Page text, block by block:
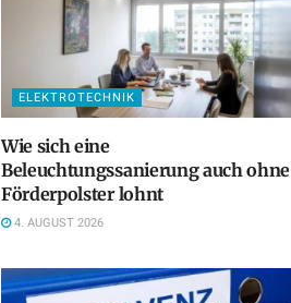
ELEKTROTECHNIK
Wie sich eine
Beleuchtungssanierung auch ohne
Förderpolster lohnt
4. AUGUST 2026